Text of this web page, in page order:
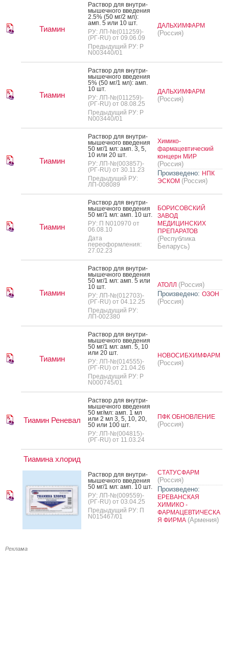
Тиамин
Рас­твор для внут­ри­
мышеч­но­го вве­дения
2.5% (50 мг/2 мл):
амп. 5 или 10 шт.
РУ: ЛП-№(011259)-
(РГ-RU) от 09.06.09
Предыдущий РУ: Р
N003440/01
ДАЛЬХИМФАРМ
(Россия)
Тиамин
Рас­твор для внут­ри­
мышеч­но­го вве­дения
5% (50 мг/1 мл): амп.
10 шт.
РУ: ЛП-№(011259)-
(РГ-RU) от 08.08.25
Предыдущий РУ: Р
N003440/01
ДАЛЬХИМФАРМ
(Россия)
Тиамин
Рас­твор для внут­ри­
мышеч­но­го вве­дения
50 мг/1 мл: амп. 3, 5,
10 или 20 шт.
РУ: ЛП-№(003857)-
(РГ-RU) от 30.11.23
Предыдущий РУ:
ЛП-008089
Химико-
фармацевтический
концерн МИР
(Россия)
Произведено: НПК
ЭСКОМ (Россия)
Тиамин
Рас­твор для внут­ри­
мышеч­но­го вве­дения
50 мг/1 мл: амп. 10 шт.
РУ: П N010970 от
06.08.10
Дата
переоформления:
27.02.23
БОРИСОВСКИЙ
ЗАВОД
МЕДИЦИНСКИХ
ПРЕПАРАТОВ
(Республика
Беларусь)
Тиамин
Рас­твор для внут­ри­
мышеч­но­го вве­дения
50 мг/1 мл: амп. 5 или
10 шт.
РУ: ЛП-№(012703)-
(РГ-RU) от 04.12.25
Предыдущий РУ:
ЛП-002380
АТОЛЛ (Россия)
Произведено: ОЗОН
(Россия)
Тиамин
Рас­твор для внут­ри­
мышеч­но­го вве­дения
50 мг/1 мл: амп. 5, 10
или 20 шт.
РУ: ЛП-№(014555)-
(РГ-RU) от 21.04.26
Предыдущий РУ: Р
N000745/01
НОВОСИБХИМФАРМ
(Россия)
Тиамин Реневал
Рас­твор для внут­ри­
мышеч­но­го вве­дения
50 мг/мл: амп. 1 мл
или 2 мл 3, 5, 10, 20,
50 или 100 шт.
РУ: ЛП-№(004815)-
(РГ-RU) от 11.03.24
ПФК ОБНОВЛЕНИЕ
(Россия)
Тиамина хлорид
Рас­твор для внут­ри­
мышеч­но­го вве­дения
50 мг/1 мл: амп. 10 шт.
РУ: ЛП-№(009559)-
(РГ-RU) от 03.04.25
Предыдущий РУ: П
N015467/01
СТАТУСФАРМ
(Россия)
Произведено:
ЕРЕВАНСКАЯ
ХИМИКО -
ФАРМАЦЕВТИЧЕСКА
Я ФИРМА (Армения)
Реклама